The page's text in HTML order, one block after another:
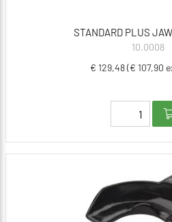
STANDARD PLUS
10.0008
€ 129,48 (€ 107,90